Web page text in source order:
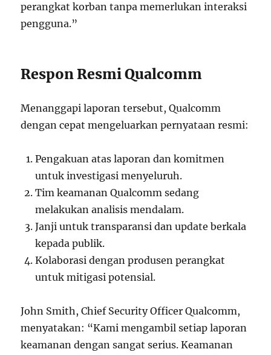
perangkat korban tanpa memerlukan interaksi
pengguna.”
Respon Resmi Qualcomm
Menanggapi laporan tersebut, Qualcomm
dengan cepat mengeluarkan pernyataan resmi:
Pengakuan atas laporan dan komitmen
untuk investigasi menyeluruh.
Tim keamanan Qualcomm sedang
melakukan analisis mendalam.
Janji untuk transparansi dan update berkala
kepada publik.
Kolaborasi dengan produsen perangkat
untuk mitigasi potensial.
John Smith, Chief Security Officer Qualcomm,
menyatakan: “Kami mengambil setiap laporan
keamanan dengan sangat serius. Keamanan